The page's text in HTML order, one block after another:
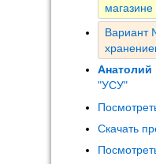
магазине
Вариант
Анатолий
"УСУ"
Скачать